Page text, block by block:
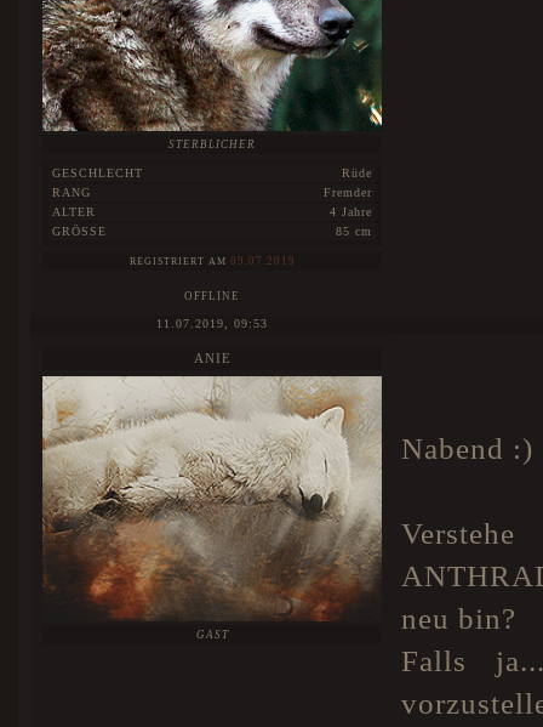
STERBLICHER
GESCHLECHT
Rüde
RANG
Fremder
ALTER
4 Jahre
GRÖSSE
85 cm
REGISTRIERT AM 09.07.2019
OFFLINE
11.07.2019, 09:53
ANIE
GAST
Nabend :)
neu bin?
Falls